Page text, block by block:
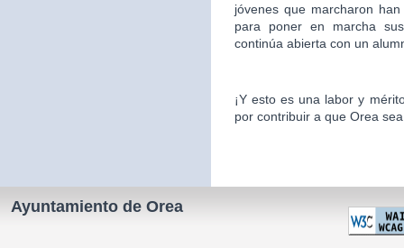
jóvenes que marcharon
para poner en marcha
continúa abierta con un
¡Y esto es una labor y
por contribuir a que Orea
Ayuntamiento de Orea